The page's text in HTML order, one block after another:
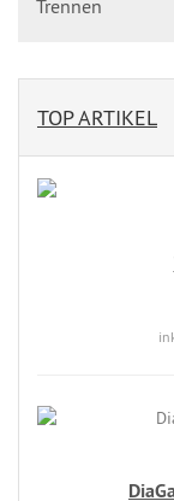
Trennen
TOP ARTIKEL